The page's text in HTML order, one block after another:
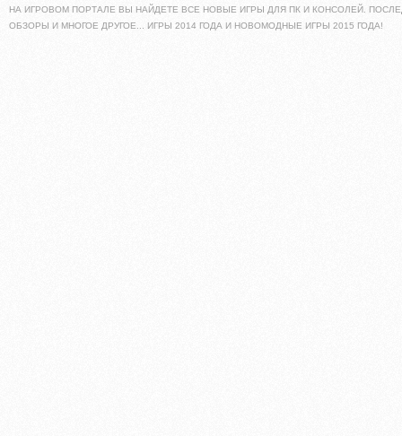
НА ИГРОВОМ ПОРТАЛЕ ВЫ НАЙДЕТЕ ВСЕ НОВЫЕ ИГРЫ ДЛЯ ПК И КОНСОЛЕЙ.
ОБЗОРЫ И МНОГОЕ ДРУГОЕ... ИГРЫ 2014 ГОДА И НОВОМОДНЫЕ ИГРЫ 2015 ГОДА!